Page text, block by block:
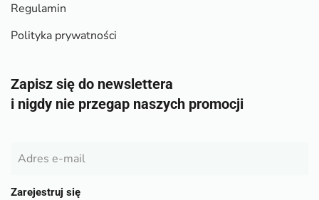
Regulamin
Polityka prywatności
Zapisz się do newslettera
i nigdy nie przegap naszych promocji
Zarejestruj się